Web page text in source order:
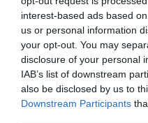
interest-based ads based
us or personal information
your opt-out. You may
disclosure of your personal
IAB’s list of downstream
also be disclosed by us to
Downstream Participants